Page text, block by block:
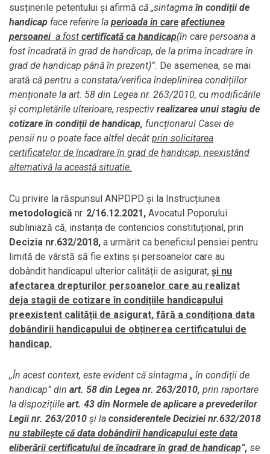
susținerile petentului și afirmă că „sintagma în condiții de
handicap face referire la perioada în care afectiunea
persoanei a fost certifîcată ca handicap(în care persoana a
fost încadrată în grad de handicap, de la prima încadrare în
grad de handicap până în prezent)”. De asemenea, se mai
arată că pentru a constata/verifica îndeplinirea condițiilor
menționate la art. 58 din Legea nr. 263/2010, cu modificările
și completările ulterioare, respectiv realizarea unuistagiu de
cotizare în condiții de handicap, funcționarul Casei de
pensii nu o poate face altfel decât prin solicitarea
certificatelor de încadrare în grad de handicap, neexistând
alternativă la această situatie.
Cu privire la răspunsul ANPDPD și la Instrucțiunea
metodologică nr. 2/16.12.2021, Avocatul Poporului
subliniază că, instanța de contencios constituțional, prin
Decizia nr.632/2018, a urmărit ca beneficiul pensiei pentru
limită de vârstă să fie extins și persoanelor care au
dobândit handicapul ulterior calității de asigurat, și nu
afectarea drepturilor persoanelor care au realizat
deja stagii de cotizare în condițiile handicapului
preexistent calității de asigurat, fără a condiționa data
dobândirii handicapului de obținerea certificatului de
handicap.
,,În acest context, este evident că sintagma „ în condiții de
handicap” din art. 58 din Legea nr. 263/2010, prin raportare
la dispozițiile art. 43 din Normele de aplicare a prevederilor
Legii nr. 263/2010 și la considerentele Deciziei nr.632/2018
nu stabilește că data dobândirii handicapului este data
eliberării certificatului de încadrare în grad de handicap”, se